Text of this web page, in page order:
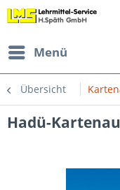
Menü
Übersicht
Hadü-